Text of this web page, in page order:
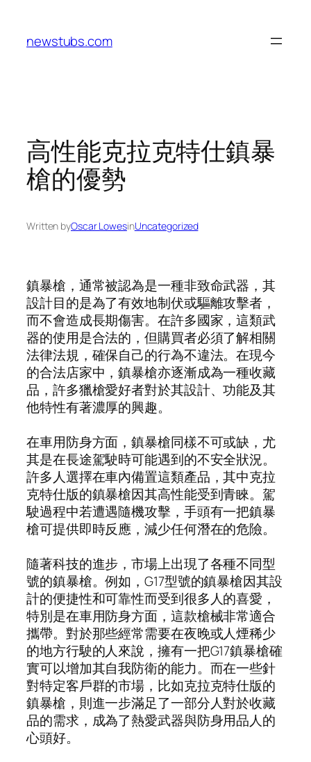
content
newstubs.com
高性能克拉克特仕鎮暴
槍的優勢
Written byOscar LowesinUncategorized
鎮暴槍，通常被認為是一種非致命武器，其
設計目的是為了有效地制伏或驅離攻擊者，
而不會造成長期傷害。在許多國家，這類武
器的使用是合法的，但購買者必須了解相關
法律法規，確保自己的行為不違法。在現今
的合法店家中，鎮暴槍亦逐漸成為一種收藏
品，許多獵槍愛好者對於其設計、功能及其
他特性有著濃厚的興趣。
在車用防身方面，鎮暴槍同樣不可或缺，尤
其是在長途駕駛時可能遇到的不安全狀況。
許多人選擇在車內備置這類產品，其中克拉
克特仕版的鎮暴槍因其高性能受到青睞。駕
駛過程中若遭遇隨機攻擊，手頭有一把鎮暴
槍可提供即時反應，減少任何潛在的危險。
隨著科技的進步，市場上出現了各種不同型
號的鎮暴槍。例如，G17型號的鎮暴槍因其設
計的便捷性和可靠性而受到很多人的喜愛，
特別是在車用防身方面，這款槍械非常適合
攜帶。對於那些經常需要在夜晚或人煙稀少
的地方行駛的人來說，擁有一把G17鎮暴槍確
實可以增加其自我防衛的能力。而在一些針
對特定客戶群的市場，比如克拉克特仕版的
鎮暴槍，則進一步滿足了一部分人對於收藏
品的需求，成為了熱愛武器與防身用品人的
心頭好。